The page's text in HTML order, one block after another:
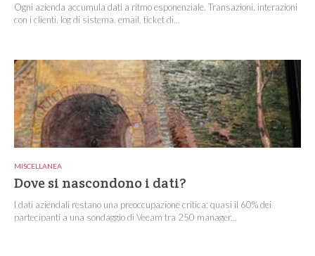
Ogni azienda accumula dati a ritmo esponenziale. Transazioni, interazioni
con i clienti, log di sistema, email, ticket di...
MISCELLANEA
Dove si nascondono i dati?
I dati aziendali restano una preoccupazione critica: quasi il 60% dei
partecipanti a una sondaggio di Veeam tra 250 manager...